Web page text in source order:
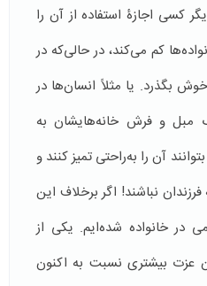
کسی اجازۀ استفاده از آن را
کم می‌کند، در حالی‌که در
بگذرد. یا مثلاً انسان‌ها در
مبل و فرش خانه‌هایشان به
آن را به‌راحتی تمیز کنند و
نباشند! اگر برخلاف این
در خانواده شده‌ایم. یکی از
عزت بیشتری نسبت به اکنون